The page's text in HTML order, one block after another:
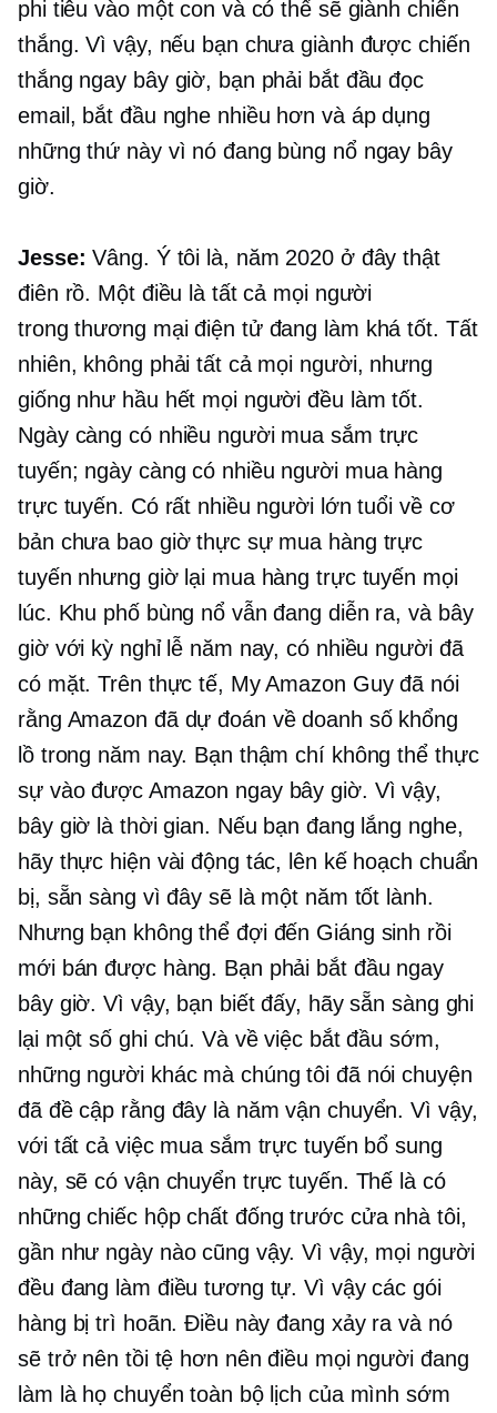
phi tiêu vào một con và có thể sẽ giành chiến
thắng. Vì vậy, nếu bạn chưa giành được chiến
thắng ngay bây giờ, bạn phải bắt đầu đọc
email, bắt đầu nghe nhiều hơn và áp dụng
những thứ này vì nó đang bùng nổ ngay bây
giờ.
Jesse: Vâng. Ý tôi là, năm 2020 ở đây thật
điên rồ. Một điều là tất cả mọi người
trongthương mại điện tửđang làm khá tốt. Tất
nhiên, không phải tất cả mọi người, nhưng
giống như hầu hết mọi người đều làm tốt.
Ngày càng có nhiều người mua sắm trực
tuyến; ngày càng có nhiều người mua hàng
trực tuyến. Có rất nhiều người lớn tuổi về cơ
bản chưa bao giờ thực sự mua hàng trực
tuyến nhưng giờ lại mua hàng trực tuyến mọi
lúc. Khu phố bùng nổ vẫn đang diễn ra, và bây
giờ với kỳ nghỉ lễ năm nay, có nhiều người đã
có mặt. Trên thực tế, My Amazon Guy đã nói
rằng Amazon đã dự đoán về doanh số khổng
lồ trong năm nay. Bạn thậm chí không thể thực
sự vào được Amazon ngay bây giờ. Vì vậy,
bây giờ là thời gian. Nếu bạn đang lắng nghe,
hãy thực hiện vài động tác, lên kế hoạch chuẩn
bị, sẵn sàng vì đây sẽ là một năm tốt lành.
Nhưng bạn không thể đợi đến Giáng sinh rồi
mới bán được hàng. Bạn phải bắt đầu ngay
bây giờ. Vì vậy, bạn biết đấy, hãy sẵn sàng ghi
lại một số ghi chú. Và về việc bắt đầu sớm,
những người khác mà chúng tôi đã nói chuyện
đã đề cập rằng đây là năm vận chuyển. Vì vậy,
với tất cả việc mua sắm trực tuyến bổ sung
này, sẽ có vận chuyển trực tuyến. Thế là có
những chiếc hộp chất đống trước cửa nhà tôi,
gần như ngày nào cũng vậy. Vì vậy, mọi người
đều đang làm điều tương tự. Vì vậy các gói
hàng bị trì hoãn. Điều này đang xảy ra và nó
sẽ trở nên tồi tệ hơn nên điều mọi người đang
làm là họ chuyển toàn bộ lịch của mình sớm